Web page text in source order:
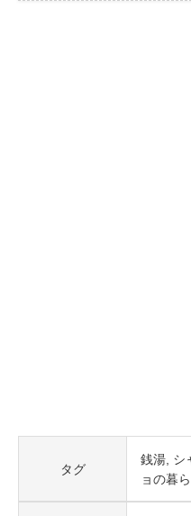
タグ
銭湯 シ
ョの暮